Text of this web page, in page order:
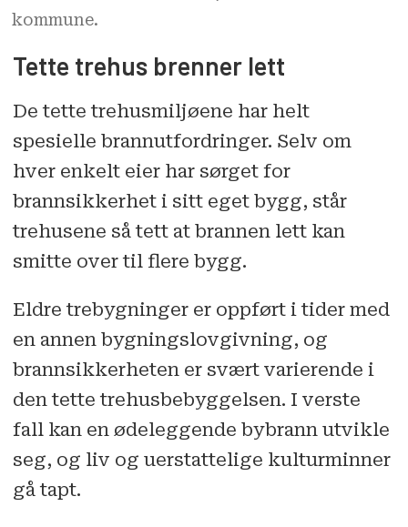
kommune.
Tette trehus brenner lett
De tette trehusmiljøene har helt
spesielle brannutfordringer. Selv om
hver enkelt eier har sørget for
brannsikkerhet i sitt eget bygg, står
trehusene så tett at brannen lett kan
smitte over til flere bygg.
Eldre trebygninger er oppført i tider med
en annen bygningslovgivning, og
brannsikkerheten er svært varierende i
den tette trehusbebyggelsen. I verste
fall kan en ødeleggende bybrann utvikle
seg, og liv og uerstattelige kulturminner
gå tapt.